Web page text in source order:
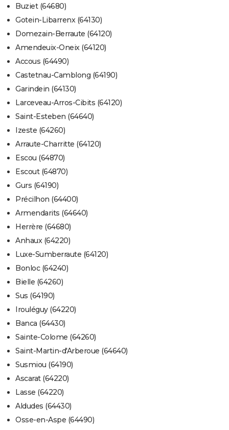
Buziet (64680)
Gotein-Libarrenx (64130)
Domezain-Berraute (64120)
Amendeuix-Oneix (64120)
Accous (64490)
Castetnau-Camblong (64190)
Garindein (64130)
Larceveau-Arros-Cibits (64120)
Saint-Esteben (64640)
Izeste (64260)
Arraute-Charritte (64120)
Escou (64870)
Escout (64870)
Gurs (64190)
Précilhon (64400)
Armendarits (64640)
Herrère (64680)
Anhaux (64220)
Luxe-Sumberraute (64120)
Bonloc (64240)
Bielle (64260)
Sus (64190)
Irouléguy (64220)
Banca (64430)
Sainte-Colome (64260)
Saint-Martin-d'Arberoue (64640)
Susmiou (64190)
Ascarat (64220)
Lasse (64220)
Aldudes (64430)
Osse-en-Aspe (64490)